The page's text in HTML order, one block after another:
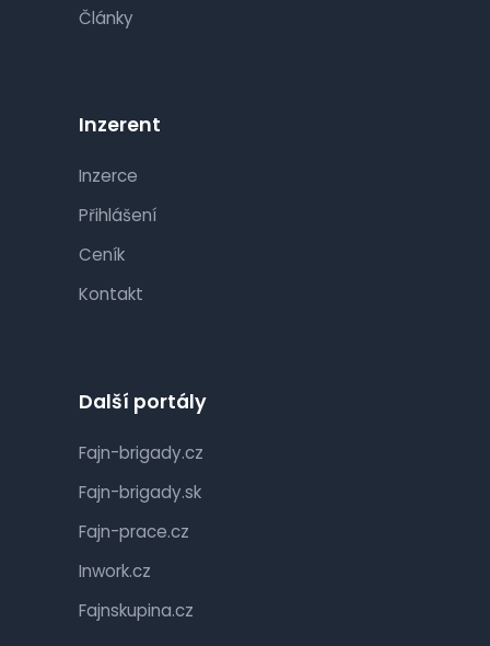
Články
Inzerent
Inzerce
Přihlášení
Ceník
Kontakt
Další portály
Fajn-brigady.cz
Fajn-brigady.sk
Fajn-prace.cz
Inwork.cz
Fajnskupina.cz